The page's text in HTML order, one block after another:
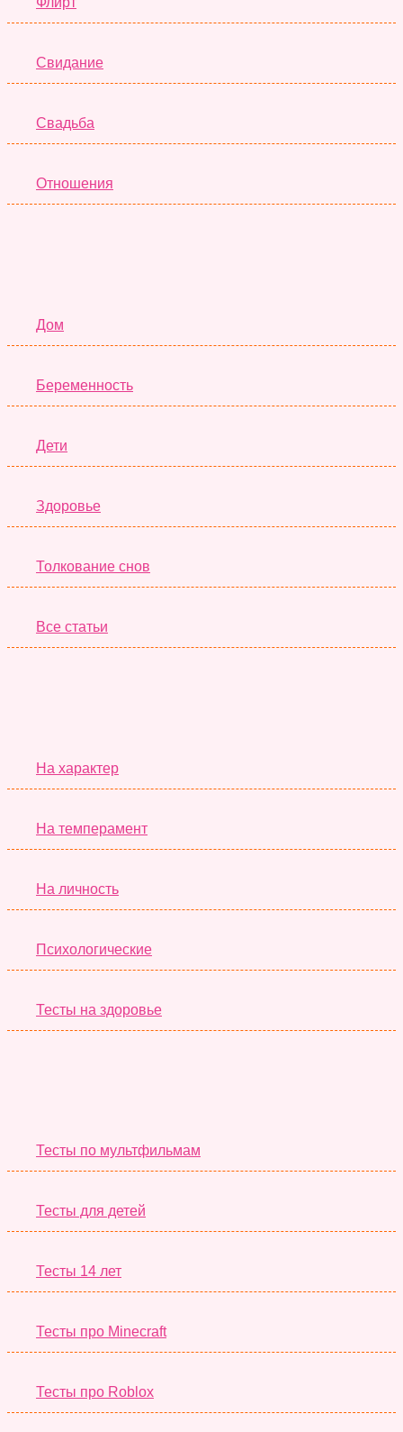
Свидание
Свадьба
Отношения
Дом
Беременность
Дети
Здоровье
Толкование снов
Все статьи
На характер
На темперамент
На личность
Психологические
Тесты на здоровье
Тесты по мультфильмам
Тесты для детей
Тесты 14 лет
Тесты про Minecraft
Тесты про Roblox